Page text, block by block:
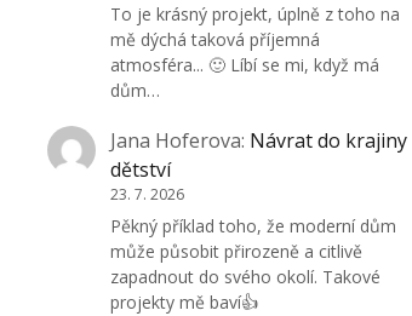
To je krásný projekt, úplně z toho na
mě dýchá taková příjemná
atmosféra... 🙂 Líbí se mi, když má
dům…
Jana Hoferova: Návrat do krajiny
dětství
23. 7. 2026
Pěkný příklad toho, že moderní dům
může působit přirozeně a citlivě
zapadnout do svého okolí. Takové
projekty mě baví👍